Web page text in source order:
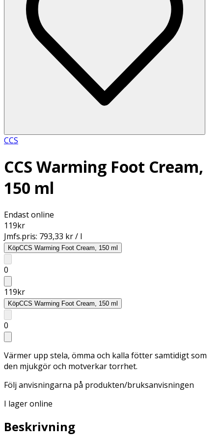
CCS
CCS Warming Foot Cream,
150 ml
Endast online
119kr
Jmfs.pris: 793,33 kr / l
KöpCCS Warming Foot Cream, 150 ml
0
119kr
KöpCCS Warming Foot Cream, 150 ml
0
Värmer upp stela, ömma och kalla fötter samtidigt som
den mjukgör och motverkar torrhet.
Följ anvisningarna på produkten/bruksanvisningen
I lager online
Beskrivning